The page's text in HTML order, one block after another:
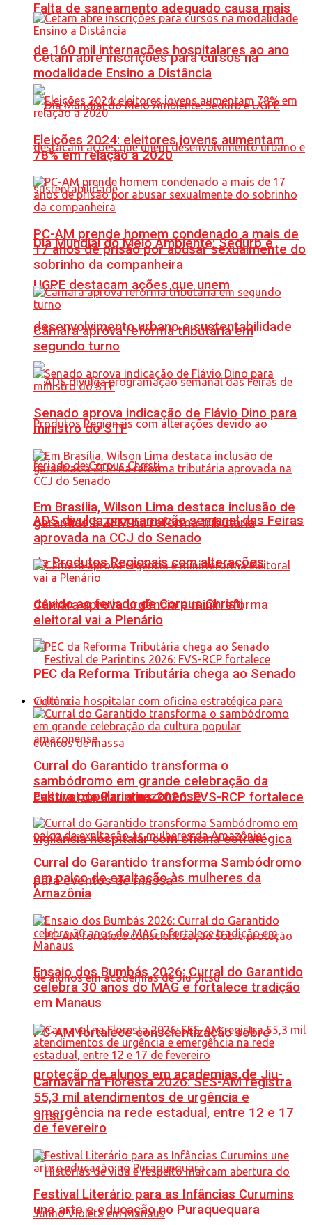
Falta de saneamento adequado causa mais
de 160 mil internações hospitalares ao ano
Dia Mundial do Meio Ambiente: Sedurb e
UGPE destacam ações que unem
desenvolvimento urbano e sustentabilidade
ADS divulga programação semanal das Feiras
de Produtos Regionais com alterações
devido ao feriado de Corpus Christi
Festival de Parintins 2026: FVS-RCP fortalece
vigilância hospitalar com oficina estratégica
para eventos de massa
PC-AM fortalece conscientização sobre
proteção de alunos em academias de Jiu-
Jítsu
Cetam abre inscrições para cursos na
modalidade Ensino a Distância
Eleições 2024: eleitores jovens aumentam
78% em relação a 2020
PC-AM prende homem condenado a mais de
17 anos de prisão por abusar sexualmente do
sobrinho da companheira
Câmara aprova reforma tributária em
segundo turno
Senado aprova indicação de Flávio Dino para
ministro do STF
Em Brasília, Wilson Lima destaca inclusão de
garantias à ZFM na reforma tributária
aprovada na CCJ do Senado
Câmara aprova urgência e minirreforma
eleitoral vai a Plenário
PEC da Reforma Tributária chega ao Senado
Cultura
Curral do Garantido transforma o
sambódromo em grande celebração da
cultura popular amazonense
Curral do Garantido transforma Sambódromo
em palco de exaltação às mulheres da
Amazônia
Ensaio dos Bumbás 2026: Curral do Garantido
celebra 30 anos do MAG e fortalece tradição
em Manaus
Carnaval na Floresta 2026: SES-AM registra
55,3 mil atendimentos de urgência e
emergência na rede estadual, entre 12 e 17
de fevereiro
Festival Literário para as Infâncias Curumins
une arte e educação no Puraquequara